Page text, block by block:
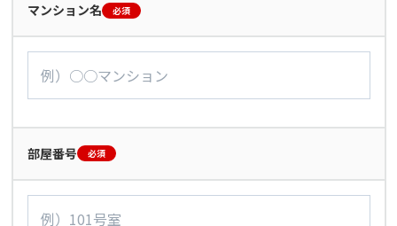
マンション名 必須
部屋番号 必須